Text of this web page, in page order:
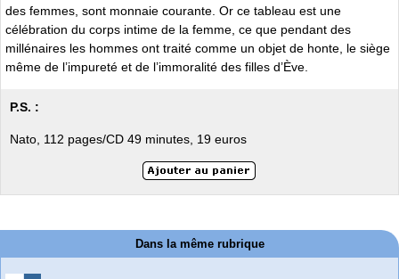
des femmes, sont monnaie courante. Or ce tableau est une
célébration du corps intime de la femme, ce que pendant des
millénaires les hommes ont traité comme un objet de honte, le siège
même de l’impureté et de l’immoralité des filles d’Ève.
P.S. :
Nato, 112 pages/CD 49 minutes, 19 euros
Dans la même rubrique